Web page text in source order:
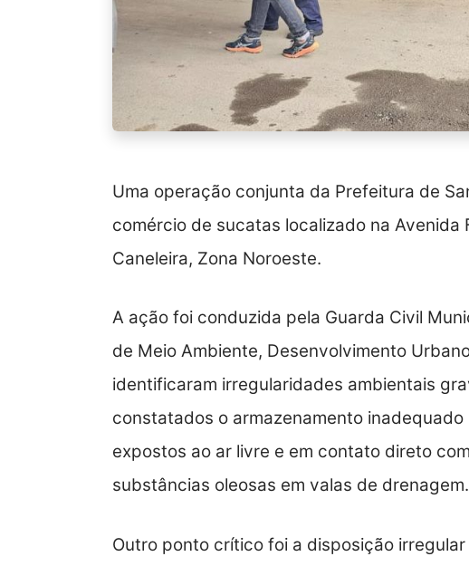
Uma operação conjunta da Prefeitura de
comércio de sucatas localizado na Avenida
Caneleira, Zona Noroeste.
A ação foi conduzida pela Guarda Civil
de Meio Ambiente, Desenvolvimento
identificaram irregularidades ambientais
constatados o armazenamento
expostos ao ar livre e em contato direto
substâncias oleosas em valas de drenagem.
Outro ponto crítico foi a disposição